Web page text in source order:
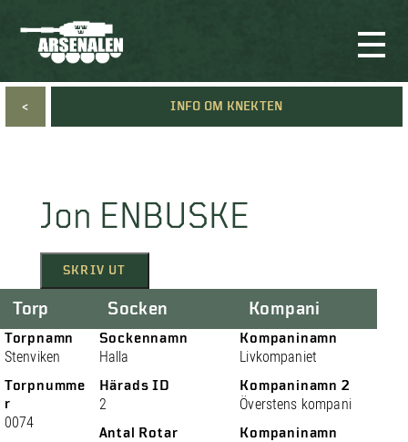
< INFO OM KNEKTEN
Jon ENBUSKE
SKRIV UT
Torp
Torpnamn
Stenviken
Torpnumme
r
0074
Socken
Sockennamn
Halla
Härads ID
2
Antal Rotar
Kompani
Kompaninamn
Livkompaniet
Kompaninamn 2
Överstens kompani
Kompaninamn